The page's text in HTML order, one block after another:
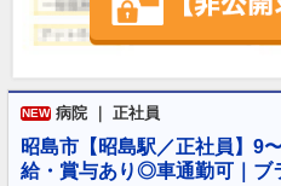
NEW 病院 ｜ 正社員
昭島市【昭島駅／正社員】9
給・賞与あり◎車通勤可｜ブ